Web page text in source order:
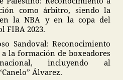
como árbitro, siendo la
la NBA y en la copa del
FIBA 2023.
Sandoval: Reconocimiento
la formación de boxeadores
incluyendo al
Álvarez.